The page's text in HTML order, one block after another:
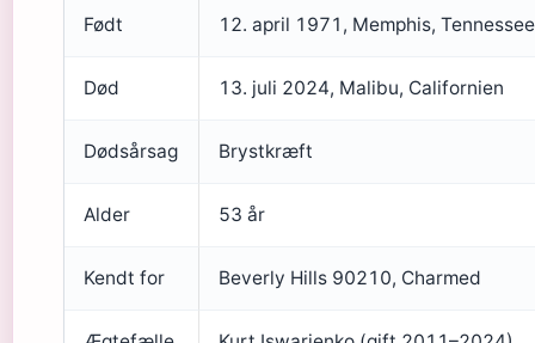
Født 12. april 1971, Memphis, Tennessee
Død 13. juli 2024, Malibu, Californien
Dødsårsag Brystkræft
Alder 53 år
Kendt for Beverly Hills 90210, Charmed